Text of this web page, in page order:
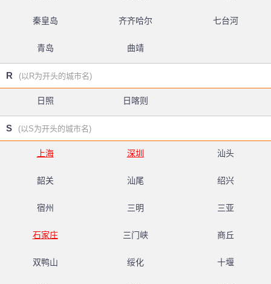
秦皇岛 齐齐哈尔 七台河
青岛 曲靖
R (以R为开头的城市名)
日照 日喀则
S (以S为开头的城市名)
上海 深圳 汕头
韶关 汕尾 绍兴
宿州 三明 三亚
石家庄 三门峡 商丘
双鸭山 绥化 十堰